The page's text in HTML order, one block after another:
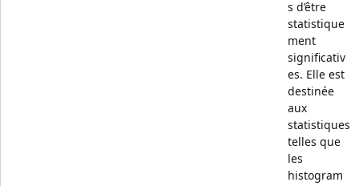
s d’être
statistique
ment
significativ
es. Elle est
destinée
aux
statistiques
telles que
les
histogram